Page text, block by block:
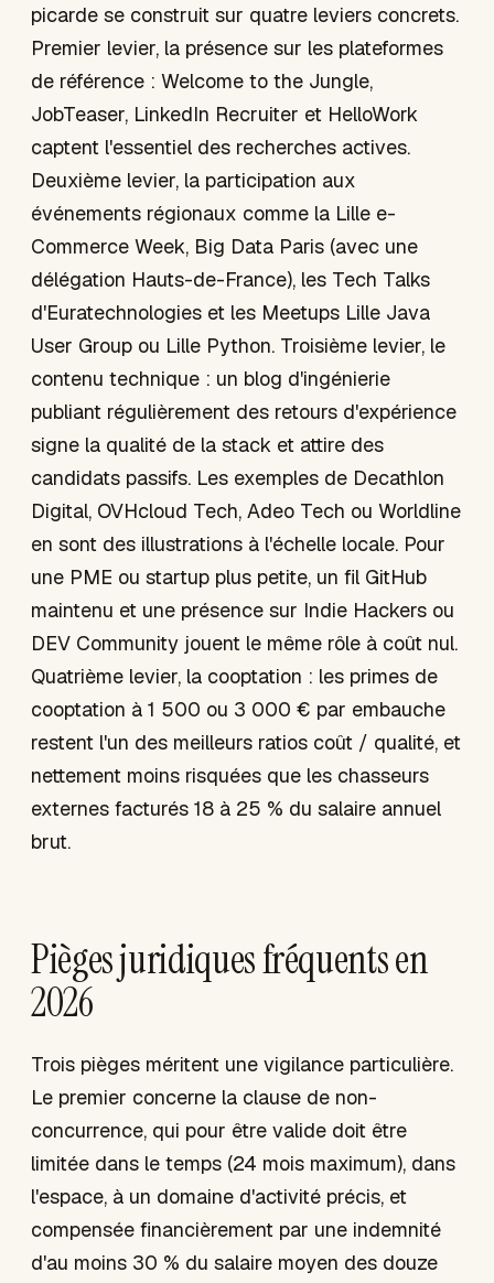
picarde se construit sur quatre leviers concrets.
Premier levier, la présence sur les plateformes
de référence : Welcome to the Jungle,
JobTeaser, LinkedIn Recruiter et HelloWork
captent l'essentiel des recherches actives.
Deuxième levier, la participation aux
événements régionaux comme la Lille e-
Commerce Week, Big Data Paris (avec une
délégation Hauts-de-France), les Tech Talks
d'Euratechnologies et les Meetups Lille Java
User Group ou Lille Python. Troisième levier, le
contenu technique : un blog d'ingénierie
publiant régulièrement des retours d'expérience
signe la qualité de la stack et attire des
candidats passifs. Les exemples de Decathlon
Digital, OVHcloud Tech, Adeo Tech ou Worldline
en sont des illustrations à l'échelle locale. Pour
une PME ou startup plus petite, un fil GitHub
maintenu et une présence sur Indie Hackers ou
DEV Community jouent le même rôle à coût nul.
Quatrième levier, la cooptation : les primes de
cooptation à 1 500 ou 3 000 € par embauche
restent l'un des meilleurs ratios coût / qualité, et
nettement moins risquées que les chasseurs
externes facturés 18 à 25 % du salaire annuel
brut.
Pièges juridiques fréquents en
2026
Trois pièges méritent une vigilance particulière.
Le premier concerne la clause de non-
concurrence, qui pour être valide doit être
limitée dans le temps (24 mois maximum), dans
l'espace, à un domaine d'activité précis, et
compensée financièrement par une indemnité
d'au moins 30 % du salaire moyen des douze